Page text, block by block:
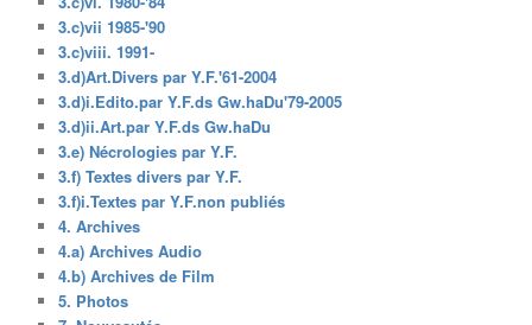
3.c)vii 1985-'90
3.c)viii. 1991-
3.d)Art.Divers par Y.F.'61-2004
3.d)i.Edito.par Y.F.ds Gw.haDu'79-2005
3.d)ii.Art.par Y.F.ds Gw.haDu
3.e) Nécrologies par Y.F.
3.f) Textes divers par Y.F.
3.f)i.Textes par Y.F.non publiés
4. Archives
4.a) Archives Audio
4.b) Archives de Film
5. Photos